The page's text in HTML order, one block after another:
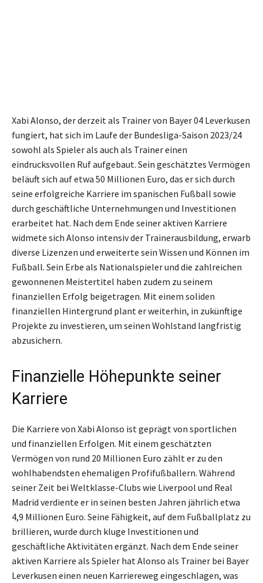
Xabi Alonso, der derzeit als Trainer von Bayer 04 Leverkusen
fungiert, hat sich im Laufe der Bundesliga-Saison 2023/24
sowohl als Spieler als auch als Trainer einen
eindrucksvollen Ruf aufgebaut. Sein geschätztes Vermögen
beläuft sich auf etwa 50 Millionen Euro, das er sich durch
seine erfolgreiche Karriere im spanischen Fußball sowie
durch geschäftliche Unternehmungen und Investitionen
erarbeitet hat. Nach dem Ende seiner aktiven Karriere
widmete sich Alonso intensiv der Trainerausbildung, erwarb
diverse Lizenzen und erweiterte sein Wissen und Können im
Fußball. Sein Erbe als Nationalspieler und die zahlreichen
gewonnenen Meistertitel haben zudem zu seinem
finanziellen Erfolg beigetragen. Mit einem soliden
finanziellen Hintergrund plant er weiterhin, in zukünftige
Projekte zu investieren, um seinen Wohlstand langfristig
abzusichern.
Finanzielle Höhepunkte seiner
Karriere
Die Karriere von Xabi Alonso ist geprägt von sportlichen
und finanziellen Erfolgen. Mit einem geschätzten
Vermögen von rund 20 Millionen Euro zählt er zu den
wohlhabendsten ehemaligen Profifußballern. Während
seiner Zeit bei Weltklasse-Clubs wie Liverpool und Real
Madrid verdiente er in seinen besten Jahren jährlich etwa
4,9 Millionen Euro. Seine Fähigkeit, auf dem Fußballplatz zu
brillieren, wurde durch kluge Investitionen und
geschäftliche Aktivitäten ergänzt. Nach dem Ende seiner
aktiven Karriere als Spieler hat Alonso als Trainer bei Bayer
Leverkusen einen neuen Karriereweg eingeschlagen, was